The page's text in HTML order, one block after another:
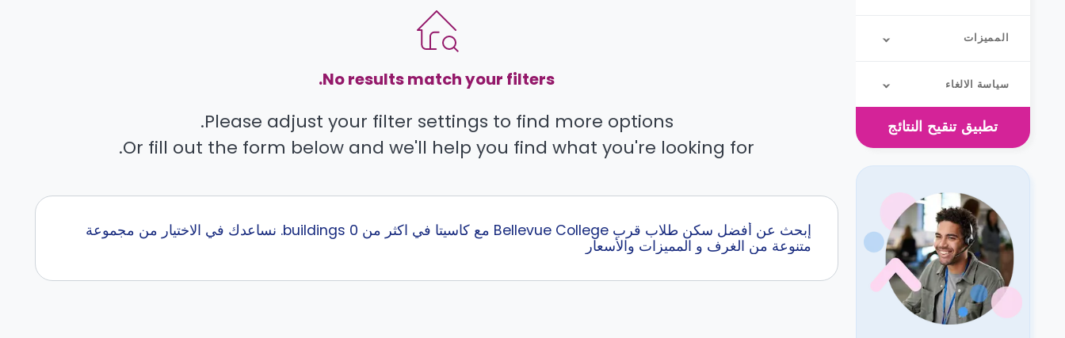
المميزات
سياسة الالغاء
تطبيق تنقيح النتائج
No results match your filters.
Please adjust your filter settings to find more options.
Or fill out the form below and we'll help you find what you're looking for.
إبحث عن أفضل سكن طلاب قرب Bellevue College مع كاسيتا في اكثر من 0 buildings. نساعدك في الاختيار من مجموعة
متنوعة من الغرف و المميزات والأسعار